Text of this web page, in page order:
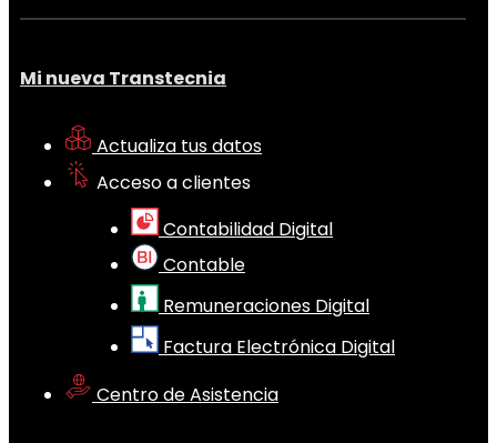
Mi nueva Transtecnia
Actualiza tus datos
Acceso a clientes
Contabilidad Digital
Contable
Remuneraciones Digital
Factura Electrónica Digital
Centro de Asistencia